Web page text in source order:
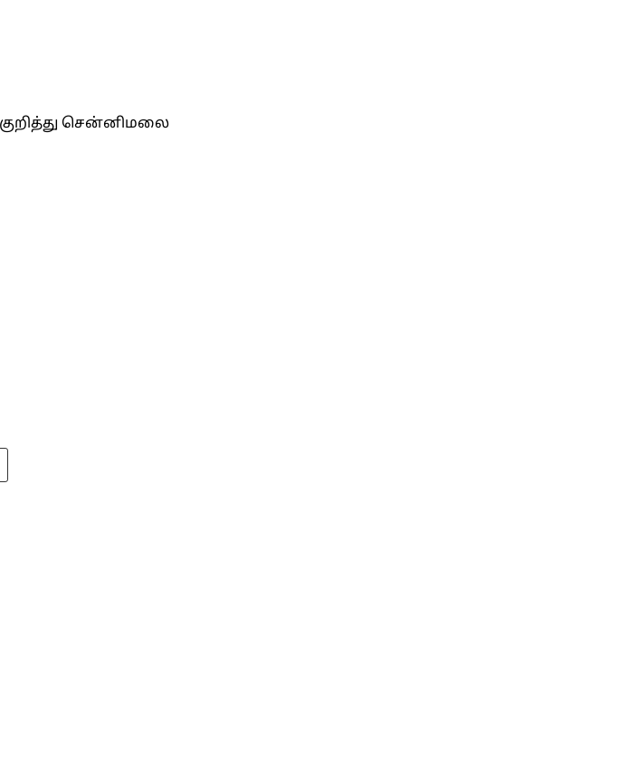
சென்னிமலை